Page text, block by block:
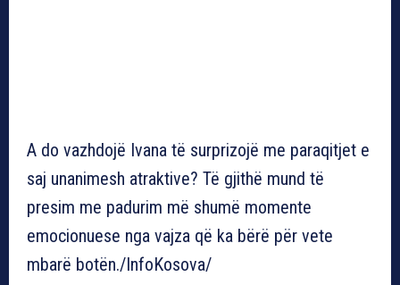
A do vazhdojë Ivana të surprizojë me paraqitjet e
saj unanimesh atraktive? Të gjithë mund të
presim me padurim më shumë momente
emocionuese nga vajza që ka bërë për vete
mbarë botën./InfoKosova/